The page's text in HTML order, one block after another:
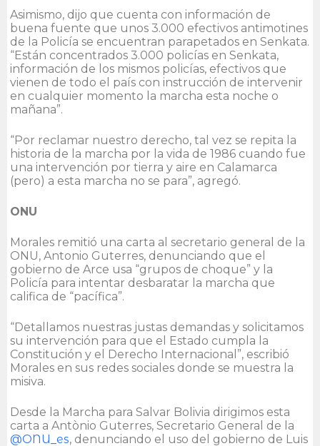
Asimismo, dijo que cuenta con información de
buena fuente que unos 3.000 efectivos antimotines
de la Policía se encuentran parapetados en Senkata.
“Están concentrados 3.000 policías en Senkata,
información de los mismos policías, efectivos que
vienen de todo el país con instrucción de intervenir
en cualquier momento la marcha esta noche o
mañana”.
“Por reclamar nuestro derecho, tal vez se repita la
historia de la marcha por la vida de 1986 cuando fue
una intervención por tierra y aire en Calamarca
(pero) a esta marcha no se para”, agregó.
ONU
Morales remitió una carta al secretario general de la
ONU, Antonio Guterres, denunciando que el
gobierno de Arce usa “grupos de choque” y la
Policía para intentar desbaratar la marcha que
califica de “pacífica”.
“Detallamos nuestras justas demandas y solicitamos
su intervención para que el Estado cumpla la
Constitución y el Derecho Internacional”, escribió
Morales en sus redes sociales donde se muestra la
misiva.
Desde la Marcha para Salvar Bolivia dirigimos esta
carta a Antònio Guterres, Secretario General de la
@ONU_es, denunciando el uso del gobierno de Luis